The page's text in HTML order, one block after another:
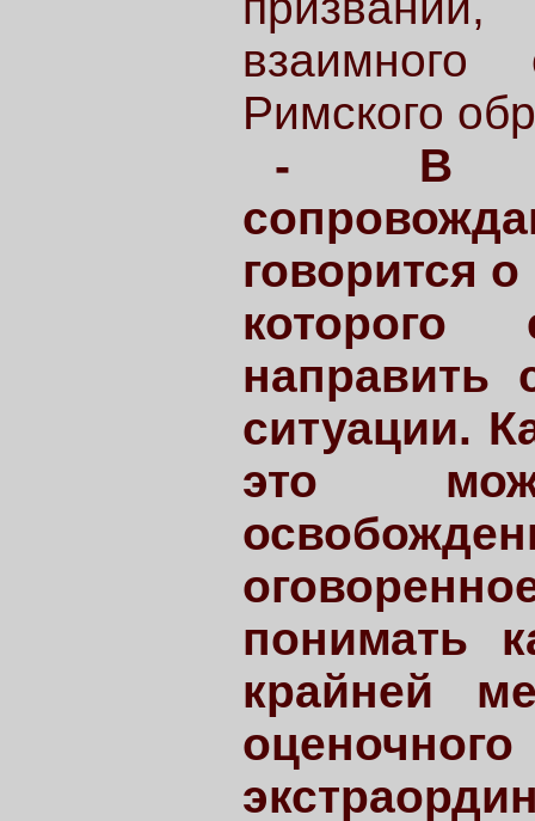
Римского
- В
говорится
которого
направить
ситуации.
это
понимать
крайней